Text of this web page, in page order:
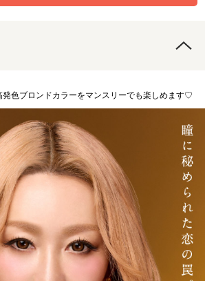
発色ブロンドカラーをマンスリーでも楽しめます♡